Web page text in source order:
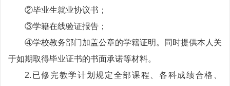
②毕业生就业协议书；
③学籍在线验证报告；
④学校教务部门加盖公章的学籍证明。同时提供本人关
于如期取得毕业证书的书面承诺等材料。
2.已修完教学计划规定全部课程、各科成绩合格、